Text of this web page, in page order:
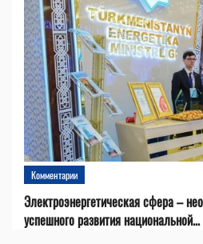
Комментарии
Электроэнергетическая сфера –
успешного развития национальной...